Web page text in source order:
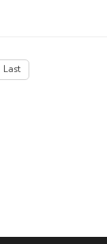
Last